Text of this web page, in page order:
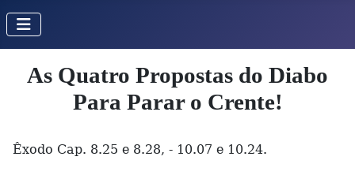
As Quatro Propostas do Diabo
Para Parar o Crente!
Êxodo Cap. 8.25 e 8.28, - 10.07 e 10.24.